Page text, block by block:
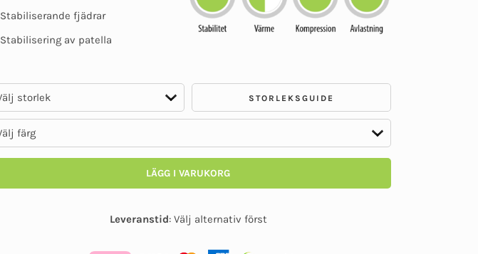
Stabiliserande fjädrar
Stabilisering av patella
STORLEKSGUIDE
LÄGG I VARUKORG
Leveranstid: Välj alternativ först